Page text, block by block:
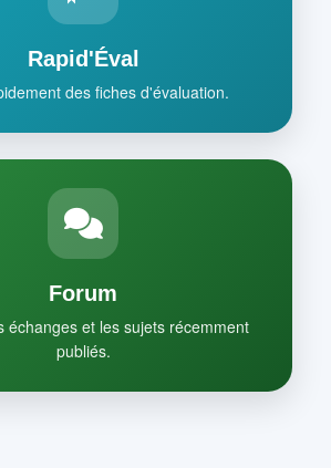
Rapid'Éval
des fiches d'évaluation.
Forum
échanges et les sujets récemment
publiés.